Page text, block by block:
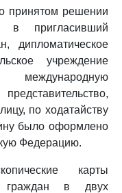
принятом решении
в пригласивший
дипломатическое
учреждение
международную
по ходатайству
было оформлено
Федерацию.
карты
граждан в двух